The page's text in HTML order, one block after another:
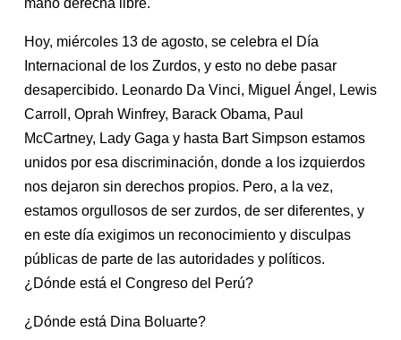
Hoy, miércoles 13 de agosto, se celebra el Día
Internacional de los Zurdos, y esto no debe pasar
desapercibido. Leonardo Da Vinci, Miguel Ángel, Lewis
Carroll, Oprah Winfrey, Barack Obama, Paul
McCartney, Lady Gaga y hasta Bart Simpson estamos
unidos por esa discriminación, donde a los izquierdos
nos dejaron sin derechos propios. Pero, a la vez,
estamos orgullosos de ser zurdos, de ser diferentes, y
en este día exigimos un reconocimiento y disculpas
públicas de parte de las autoridades y políticos.
¿Dónde está el Congreso del Perú?
¿Dónde está Dina Boluarte?